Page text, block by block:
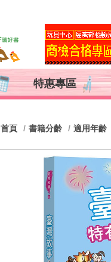
特惠專區
首頁 書籍分齡 適用年齡